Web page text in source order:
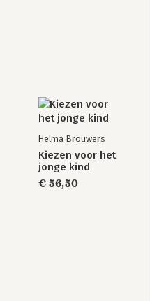
Helma Brouwers
Kiezen voor het
jonge kind
€ 56,50